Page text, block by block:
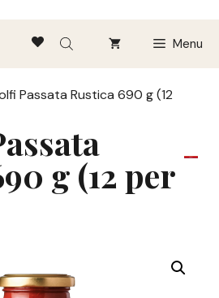
Menu
Passata Rustica 690 g (12
g (12 per